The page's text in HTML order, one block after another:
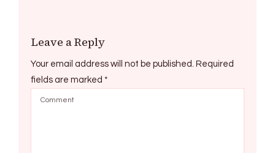
Leave a Reply
Your email address will not be published. Required
fields are marked *